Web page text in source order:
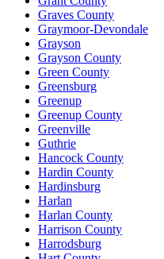
Graves County
Graymoor-Devondale
Grayson
Grayson County
Green County
Greensburg
Greenup
Greenup County
Greenville
Guthrie
Hancock County
Hardin County
Hardinsburg
Harlan
Harlan County
Harrison County
Harrodsburg